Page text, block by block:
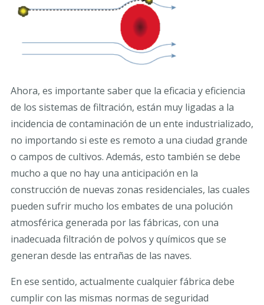
Ahora, es importante saber que la eficacia y eficiencia
de los sistemas de filtración, están muy ligadas a la
incidencia de contaminación de un ente industrializado,
no importando si este es remoto a una ciudad grande
o campos de cultivos. Además, esto también se debe
mucho a que no hay una anticipación en la
construcción de nuevas zonas residenciales, las cuales
pueden sufrir mucho los embates de una polución
atmosférica generada por las fábricas, con una
inadecuada filtración de polvos y químicos que se
generan desde las entrañas de las naves.
En ese sentido, actualmente cualquier fábrica debe
cumplir con las mismas normas de seguridad